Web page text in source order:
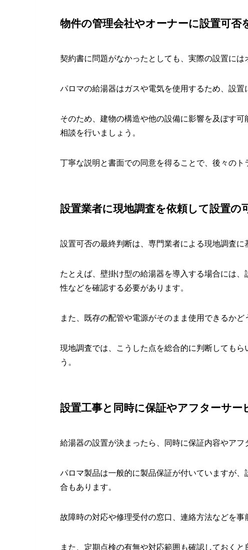
物件の管理会社やオーナーに設置可否
契約書に問題がなかったとしても、実際の設置には
パロマの給湯器はガスや電気を使用するため、設置
そのため、建物の構造や他の設備に影響を及ぼす
相談を行いましょう。
丁寧な説明と書面での同意を得ることで、後々のト
設置業者に現地調査を依頼して設置の
設置可否の最終判断は、専門業者による現地調査に
たとえば、壁掛け型の給湯器を導入する場合には
性などを確認する必要があります。
また、既存の配管や電源がそのまま使用できるかど
現地調査では、こうした点を総合的に判断しても
う。
設置工事と同時に保証やアフターサー
給湯器の設置が決まったら、同時に保証内容やアフ
パロマ製品は一般的に製品保証が付いていますが
合もあります。
故障時の対応や修理受付の窓口、連絡方法などを
また、定期点検の有無や対応範囲も確認しておくと